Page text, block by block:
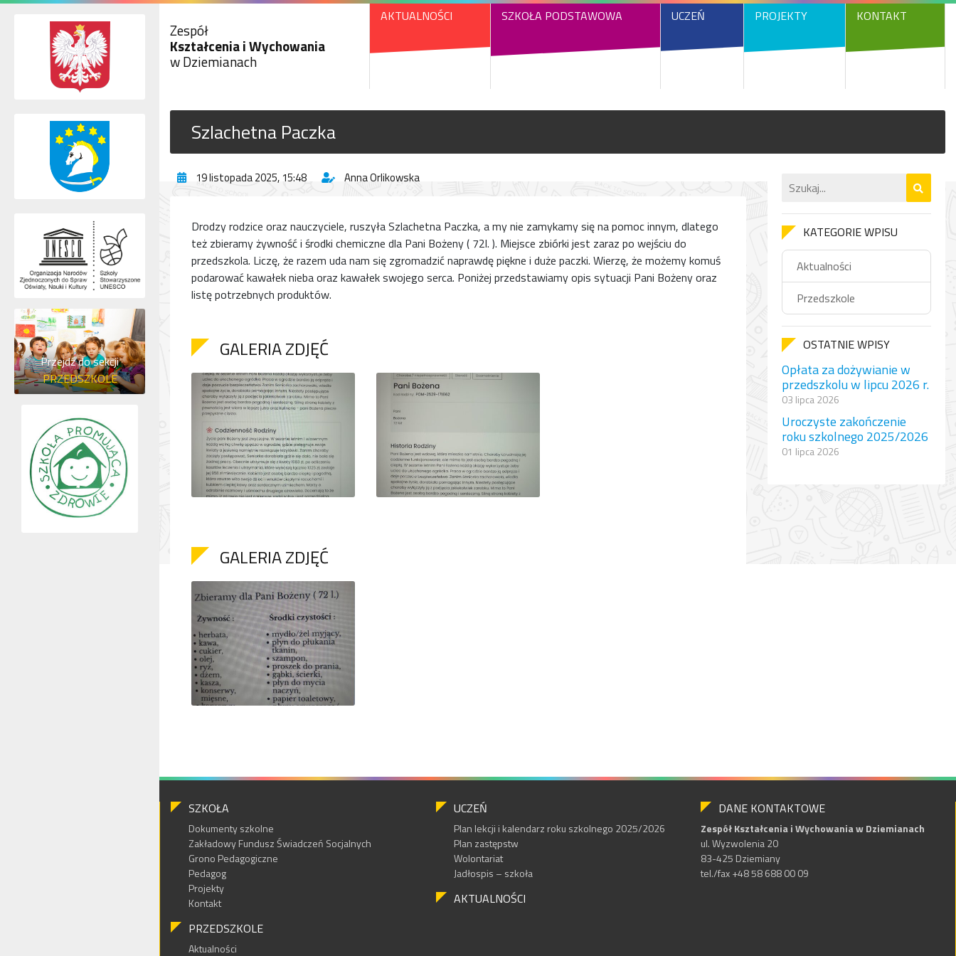
Zespół
Kształcenia i Wychowania
w Dziemianach
AKTUALNOŚCI SZKOŁA PODSTAWOWA UCZEŃ PROJEKTY KONTAKT
Szlachetna Paczka
19 listopada 2025, 15:48 Anna Orlikowska
Drodzy rodzice oraz nauczyciele, ruszyła Szlachetna Paczka, a my nie zamykamy się na pomoc innym, dlatego
też zbieramy żywność i środki chemiczne dla Pani Bożeny ( 72l. ). Miejsce zbiórki jest zaraz po wejściu do
przedszkola. Liczę, że razem uda nam się zgromadzić naprawdę piękne i duże paczki. Wierzę, że możemy komuś
podarować kawałek nieba oraz kawałek swojego serca. Poniżej przedstawiamy opis sytuacji Pani Bożeny oraz
listę potrzebnych produktów.
GALERIA ZDJĘĆ
GALERIA ZDJĘĆ
KATEGORIE WPISU
Aktualności
Przedszkole
OSTATNIE WPISY
Opłata za dożywianie w
przedszkolu w lipcu 2026 r.
03 lipca 2026
Uroczyste zakończenie
roku szkolnego 2025/2026
01 lipca 2026
SZKOŁA
Dokumenty szkolne
Zakładowy Fundusz Świadczeń Socjalnych
Grono Pedagogiczne
Pedagog
Projekty
Kontakt
PRZEDSZKOLE
Aktualności
UCZEŃ
Plan lekcji i kalendarz roku szkolnego 2025/2026
Plan zastępstw
Wolontariat
Jadłospis – szkoła
AKTUALNOŚCI
DANE KONTAKTOWE
Zespół Kształcenia i Wychowania w Dziemianach
ul. Wyzwolenia 20
83-425 Dziemiany
tel./fax +48 58 688 00 09
Przejdź do sekcji
PRZEDSZKOLE